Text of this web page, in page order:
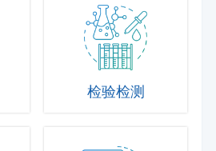
检验检测